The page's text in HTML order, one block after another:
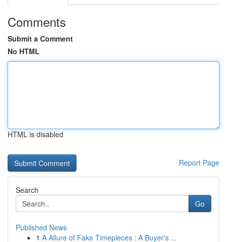
Comments
Submit a Comment
No HTML
HTML is disabled
Report Page
Search
Go
Published News
1 A Allure of Fake Timepieces : A Buyer's ...